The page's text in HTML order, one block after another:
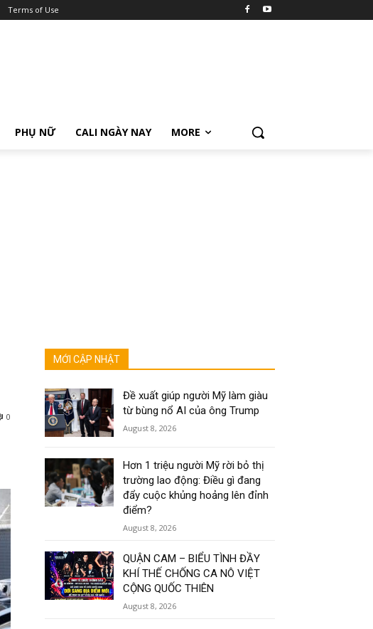
Terms of Use
PHỤ NỮ CALI NGÀY NAY MORE
0
MỚI CẬP NHẬT
Đề xuất giúp người Mỹ làm giàu
từ bùng nổ AI của ông Trump
August 8, 2026
Hơn 1 triệu người Mỹ rời bỏ thị
trường lao động: Điều gì đang
đẩy cuộc khủng hoảng lên đỉnh
điểm?
August 8, 2026
QUẬN CAM – BIỂU TÌNH ĐẦY
KHÍ THẾ CHỐNG CA NÔ VIỆT
CỘNG QUỐC THIÊN
August 8, 2026